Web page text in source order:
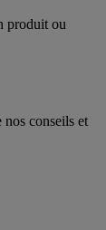
produit ou
conseils et